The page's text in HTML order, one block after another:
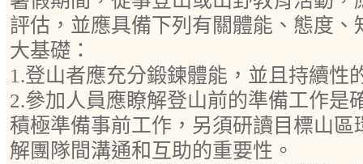
評估，並應具備下列有關體能、態度
大基礎：
1.登山者應充分鍛鍊體能，並且持續性
2.參加人員應瞭解登山前的準備工作是
積極準備事前工作，另須研讀目標山
解團隊間溝通和互助的重要性。